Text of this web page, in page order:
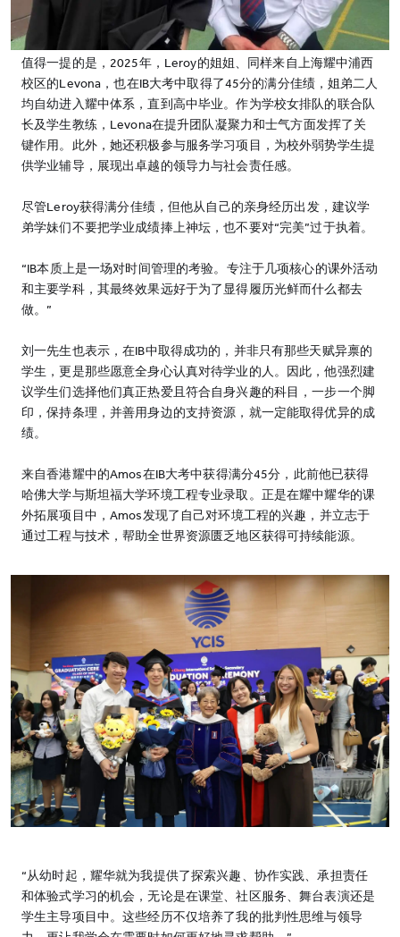
值得一提的是，2025年，Leroy的姐姐、同样来自上海耀中浦西
校区的Levona，也在IB大考中取得了45分的满分佳绩，姐弟二人
均自幼进入耀中体系，直到高中毕业。作为学校女排队的联合队
长及学生教练，Levona在提升团队凝聚力和士气方面发挥了关
键作用。此外，她还积极参与服务学习项目，为校外弱势学生提
供学业辅导，展现出卓越的领导力与社会责任感。
尽管Leroy获得满分佳绩，但他从自己的亲身经历出发，建议学
弟学妹们不要把学业成绩捧上神坛，也不要对“完美”过于执着。
“IB本质上是一场对时间管理的考验。专注于几项核心的课外活动
和主要学科，其最终效果远好于为了显得履历光鲜而什么都去
做。”
刘一先生也表示，在IB中取得成功的，并非只有那些天赋异禀的
学生，更是那些愿意全身心认真对待学业的人。因此，他强烈建
议学生们选择他们真正热爱且符合自身兴趣的科目，一步一个脚
印，保持条理，并善用身边的支持资源，就一定能取得优异的成
绩。
来自香港耀中的Amos在IB大考中获得满分45分，此前他已获得
哈佛大学与斯坦福大学环境工程专业录取。正是在耀中耀华的课
外拓展项目中，Amos发现了自己对环境工程的兴趣，并立志于
通过工程与技术，帮助全世界资源匮乏地区获得可持续能源。
“从幼时起，耀华就为我提供了探索兴趣、协作实践、承担责任
和体验式学习的机会，无论是在课堂、社区服务、舞台表演还是
学生主导项目中。这些经历不仅培养了我的批判性思维与领导